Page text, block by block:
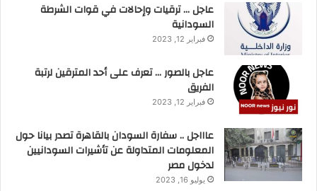
عاجل … ترقيات وإحالات في قوات الشرطة
السودانية
فبراير 12, 2023
عاجل بالصور … تعرف على أحد المترقين لرتبة
الفريق
فبراير 12, 2023
عاااجل .. سفارة السودان بالقاهرة تصدر بيانا حول
المعلومات المتداولة عن تأشيرات السودانيين
لدخول مصر
يوليو 16, 2023